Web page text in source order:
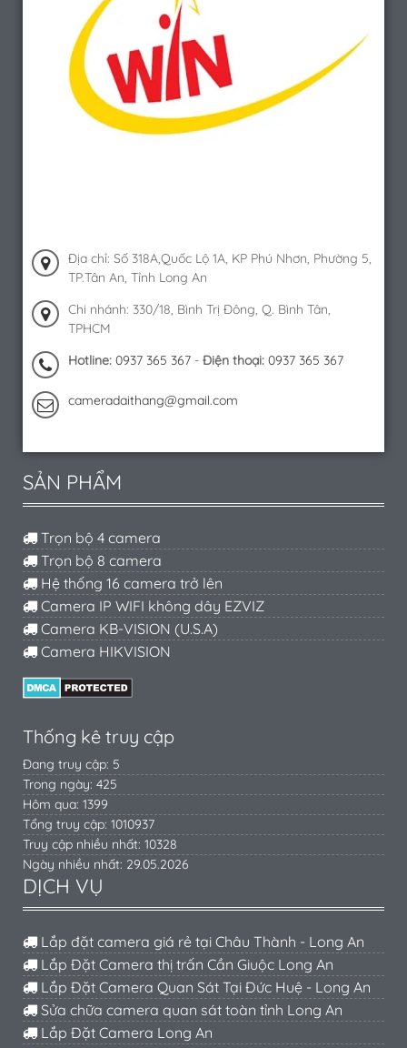
Địa chỉ: Số 318A,Quốc Lộ 1A, KP Phú Nhơn, Phường 5,
TP.Tân An, Tỉnh Long An
Chi nhánh: 330/18, Bình Trị Đông, Q. Bình Tân,
TPHCM
Hotline: 0937 365 367 - Điện thoại: 0937 365 367
cameradaithang@gmail.com
SẢN PHẨM
Trọn bộ 4 camera
Trọn bộ 8 camera
Hệ thống 16 camera trở lên
Camera IP WIFI không dây EZVIZ
Camera KB-VISION (U.S.A)
Camera HIKVISION
Thống kê truy cập
Đang truy cập: 5
Trong ngày: 425
Hôm qua: 1399
Tổng truy cập: 1010937
Truy cập nhiều nhất: 10328
Ngày nhiều nhất: 29.05.2026
DỊCH VỤ
Lắp đặt camera giá rẻ tại Châu Thành - Long An
Lắp Đặt Camera thị trấn Cần Giuộc Long An
Lắp Đặt Camera Quan Sát Tại Đức Huệ - Long An
Sửa chữa camera quan sát toàn tỉnh Long An
Lắp Đặt Camera Long An